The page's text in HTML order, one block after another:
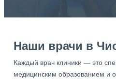
Наши врачи в
Каждый врач клиники — это
медицинским образованием и